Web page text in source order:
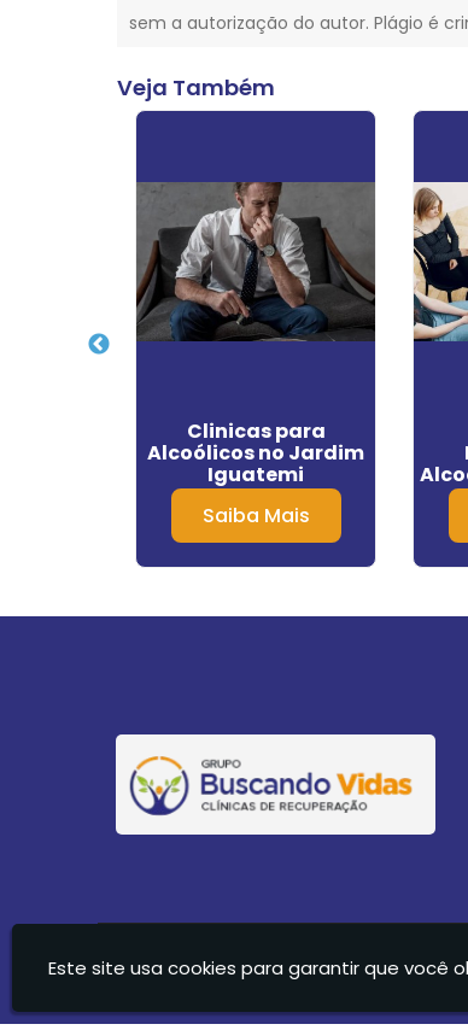
sem a autorização do autor. Plágio é
Veja Também
Clinicas para
Alcoólicos no Jardim
Iguatemi
Saiba Mais
Clinica De Recuperação Vida Nova Suzano
Este site usa cookies para garantir que você